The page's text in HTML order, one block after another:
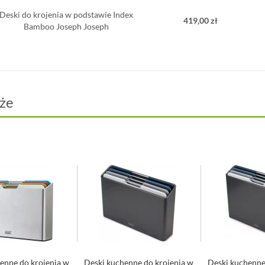
Deski do krojenia w podstawie Index
Bamboo Joseph Joseph
419,00 zł
do krojenia w
Deski kuchenne do krojenia w
Deski